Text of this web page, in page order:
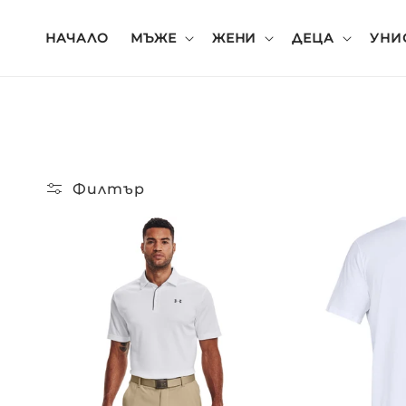
НАЧАЛО МЪЖЕ ЖЕНИ ДЕЦА
Филтър